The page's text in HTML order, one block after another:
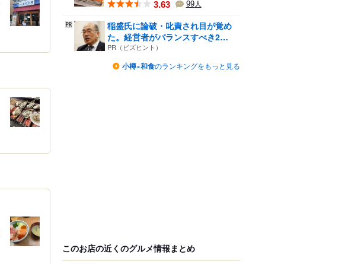
3.63 99人
稲盛氏に論破・叱責され目が覚め
た。経営者がバランスすべき2
つ...
PR（ビズヒント）
小樽×和食のランキングをもっと見る
このお店の近くのグルメ情報まとめ